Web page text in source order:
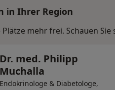
in Ihrer Region
mehr frei. Schauen
Dr. med. Philipp
Muchalla
Endokrinologe & Diabetologe,